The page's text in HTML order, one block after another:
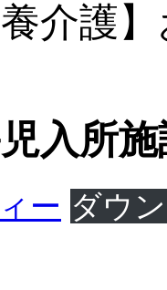
介護
児入所
ー ダウ